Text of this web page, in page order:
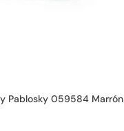
Pablosky 059584 Marrón